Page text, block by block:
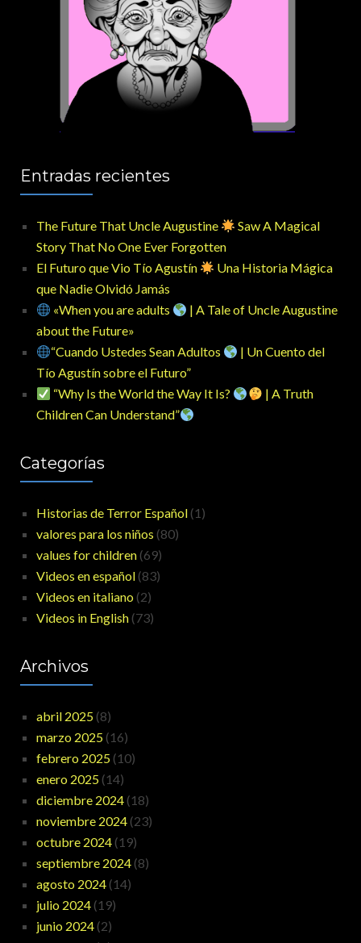
Entradas recientes
The Future That Uncle Augustine
Saw A Magical
Story That No One Ever Forgotten
El Futuro que Vio Tío Agustín
Una Historia Mágica
que Nadie Olvidó Jamás
«When you are adults
| A Tale of Uncle Augustine
about the Future»
“Cuando Ustedes Sean Adultos
| Un Cuento del
Tío Agustín sobre el Futuro”
“Why Is the World the Way It Is?
| A Truth
Children Can Understand”
Categorías
Historias de Terror Español (1)
valores para los niños (80)
values for children (69)
Videos en español (83)
Videos en italiano (2)
Videos in English (73)
Archivos
abril 2025 (8)
marzo 2025 (16)
febrero 2025 (10)
enero 2025 (14)
diciembre 2024 (18)
noviembre 2024 (23)
octubre 2024 (19)
septiembre 2024 (8)
agosto 2024 (14)
julio 2024 (19)
junio 2024 (2)